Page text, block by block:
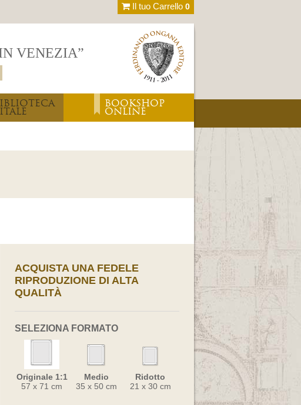
Il tuo Carrello 0
VENEZIA”
BOOKSHOP
ONLINE
ACQUISTA UNA FEDELE
RIPRODUZIONE DI ALTA
QUALITÀ
SELEZIONA FORMATO
Originale 1:1
57 x 71 cm
Medio
35 x 50 cm
Ridotto
21 x 30 cm